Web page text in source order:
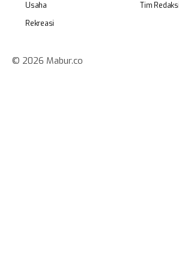
Usaha
Rekreasi
Tim Redaksi
© 2026 Mabur.co